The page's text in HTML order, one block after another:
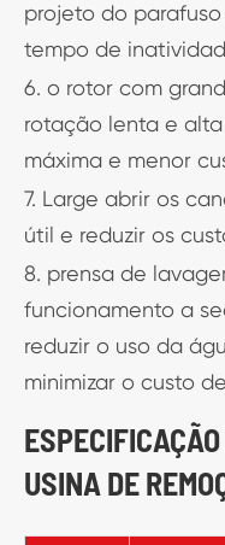
projeto do
tempo de
6. o rotor com
rotação lenta e
máxima e menor
7. Large abrir os
útil e reduzir os
8. prensa de
funcionamento a
reduzir o uso da
minimizar o custo
USINA DE